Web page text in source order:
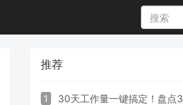
推荐
1 30天工作量一键搞定！盘点